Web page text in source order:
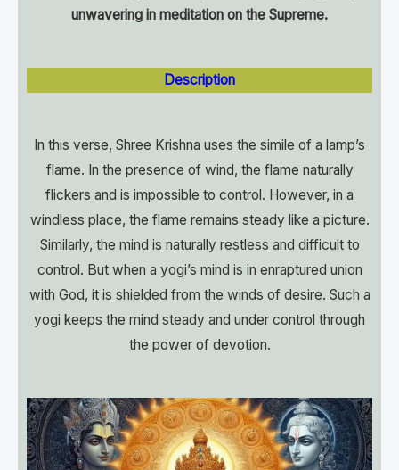
unwavering in meditation on the Supreme.
Description
In this verse, Shree Krishna uses the simile of a lamp’s
flame. In the presence of wind, the flame naturally
flickers and is impossible to control. However, in a
windless place, the flame remains steady like a picture.
Similarly, the mind is naturally restless and difficult to
control. But when a yogi’s mind is in enraptured union
with God, it is shielded from the winds of desire. Such a
yogi keeps the mind steady and under control through
the power of devotion.